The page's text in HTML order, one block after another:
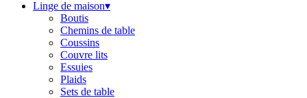
Linge de maison▾
Boutis
Chemins de table
Coussins
Couvre lits
Essuies
Plaids
Sets de table